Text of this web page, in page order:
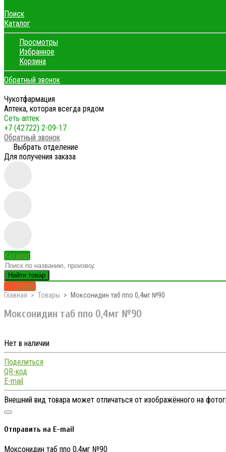
Поиск
Каталог
Просмотры
Избранное
Корзина
Обратный звонок
Чукотфармация
Аптека, которая всегда рядом
Сеть аптек
+7 (42722) 2-09-17
Обратный звонок
Выбрать отделение
Для получения заказа
Каталог
Найти товар
0 руб.
Главная Товары Моксонидин таб ппо 0,4мг №90
Моксонидин таб ппо 0,4мг №90
Нет в наличии
Поделиться
QR-код
E-mail
Внешний вид товара может отличаться от изображённого на
Отправить на E-mail
Моксонидин таб ппо 0,4мг №90